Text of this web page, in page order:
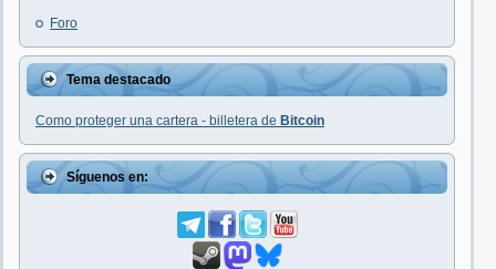
Foro
Tema destacado
Como proteger una cartera - billetera de Bitcoin
Síguenos en: